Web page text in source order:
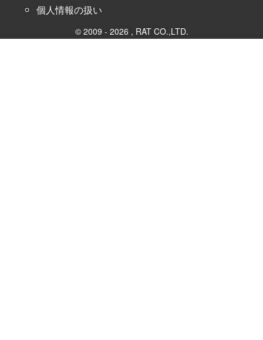
個人情報の扱い
© 2009 - 2026 , RAT CO.,LTD.